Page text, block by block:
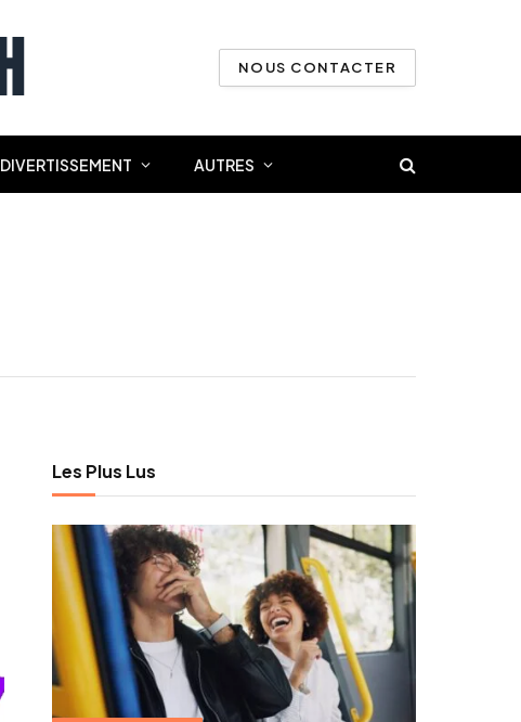
NOUS CONTACTER
DIVERTISSEMENT AUTRES
Les Plus Lus